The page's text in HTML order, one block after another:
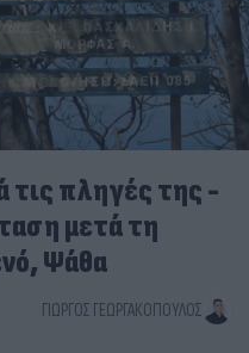
τις πληγές της -
μετά τη
Ψάθα
ΓΙΏΡΓΟΣ ΓΕΩΡΓΑΚΌΠΟΥΛΟΣ